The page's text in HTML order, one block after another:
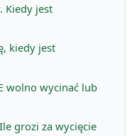
Kiedy jest
kiedy jest
wolno wycinać lub
grozi za wycięcie